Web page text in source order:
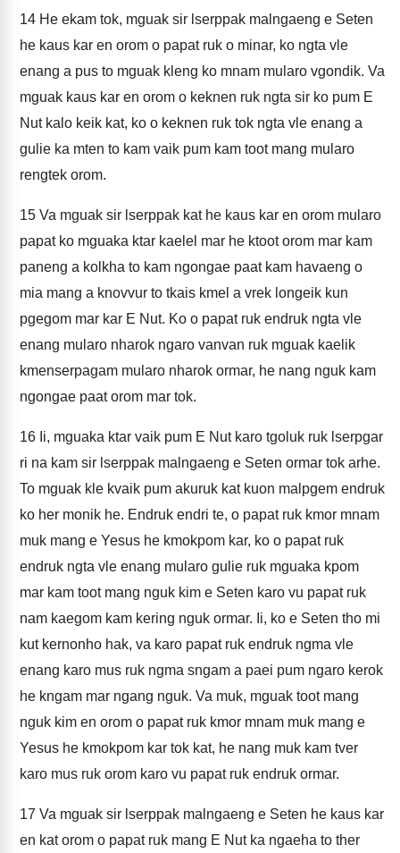
14 He ekam tok, mguak sir lserppak malngaeng e Seten
he kaus kar en orom o papat ruk o minar, ko ngta vle
enang a pus to mguak kleng ko mnam mularo vgondik. Va
mguak kaus kar en orom o keknen ruk ngta sir ko pum E
Nut kalo keik kat, ko o keknen ruk tok ngta vle enang a
gulie ka mten to kam vaik pum kam toot mang mularo
rengtek orom.
15 Va mguak sir lserppak kat he kaus kar en orom mularo
papat ko mguaka ktar kaelel mar he ktoot orom mar kam
paneng a kolkha to kam ngongae paat kam havaeng o
mia mang a knovvur to tkais kmel a vrek longeik kun
pgegom mar kar E Nut. Ko o papat ruk endruk ngta vle
enang mularo nharok ngaro vanvan ruk mguak kaelik
kmenserpagam mularo nharok ormar, he nang nguk kam
ngongae paat orom mar tok.
16 Ii, mguaka ktar vaik pum E Nut karo tgoluk ruk lserpgar
ri na kam sir lserppak malngaeng e Seten ormar tok arhe.
To mguak kle kvaik pum akuruk kat kuon malpgem endruk
ko her monik he. Endruk endri te, o papat ruk kmor mnam
muk mang e Yesus he kmokpom kar, ko o papat ruk
endruk ngta vle enang mularo gulie ruk mguaka kpom
mar kam toot mang nguk kim e Seten karo vu papat ruk
nam kaegom kam kering nguk ormar. Ii, ko e Seten tho mi
kut kernonho hak, va karo papat ruk endruk ngma vle
enang karo mus ruk ngma sngam a paei pum ngaro kerok
he kngam mar ngang nguk. Va muk, mguak toot mang
nguk kim en orom o papat ruk kmor mnam muk mang e
Yesus he kmokpom kar tok kat, he nang muk kam tver
karo mus ruk orom karo vu papat ruk endruk ormar.
17 Va mguak sir lserppak malngaeng e Seten he kaus kar
en kat orom o papat ruk mang E Nut ka ngaeha to ther